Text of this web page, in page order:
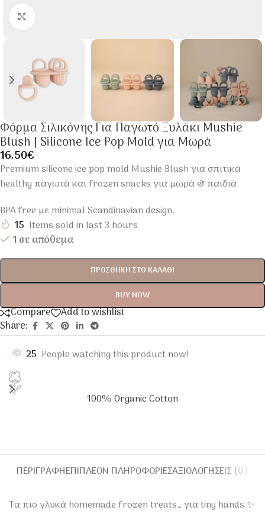
Φόρμα Σιλικόνης Για Παγωτό Ξυλάκι Mushie
Blush | Silicone Ice Pop Mold για Μωρά
16.50€
Premium silicone ice pop mold Mushie Blush για σπιτικά
healthy παγωτά και frozen snacks για μωρά & παιδιά.
BPA free με minimal Scandinavian design.
15 Items sold in last 3 hours
1 σε απόθεμα
ΠΡΟΣΘΉΚΗ ΣΤΟ ΚΑΛΆΘΙ
BUY NOW
Compare
Add to wishlist
Share:
25 People watching this product now!
100% Organic Cotton
ΠΕΡΙΓΡΑΦΉΕΠΙΠΛΈΟΝ ΠΛΗΡΟΦΟΡΊΕΣΑΞΙΟΛΟΓΉΣΕΙΣ (0)
Τα πιο γλυκά homemade frozen treats… για tiny hands ✨